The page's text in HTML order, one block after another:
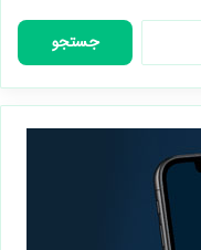
جستجو
برای: